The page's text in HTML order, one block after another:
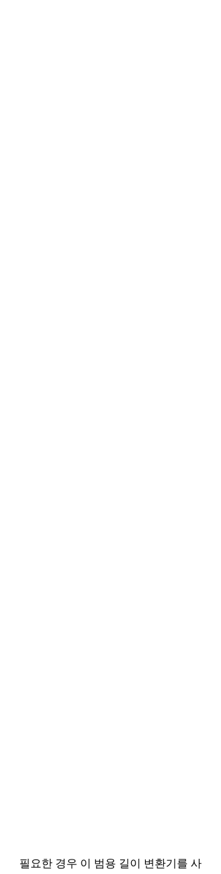
필요한 경우 이 범용 길이 변환기를 사